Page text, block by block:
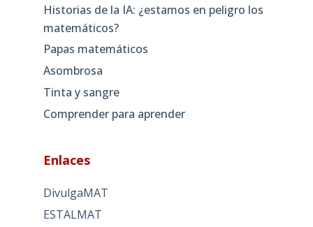
Historias de la IA: ¿estamos en peligro los
matemáticos?
Papas matemáticos
Asombrosa
Tinta y sangre
Comprender para aprender
Enlaces
DivulgaMAT
ESTALMAT